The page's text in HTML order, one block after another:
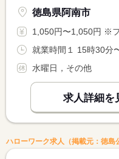
徳島県阿南市
1,050円〜1,050円 ※フルタイム求人の場合
水曜日，その他
求人詳細を
ハローワーク求人（掲載元：徳島